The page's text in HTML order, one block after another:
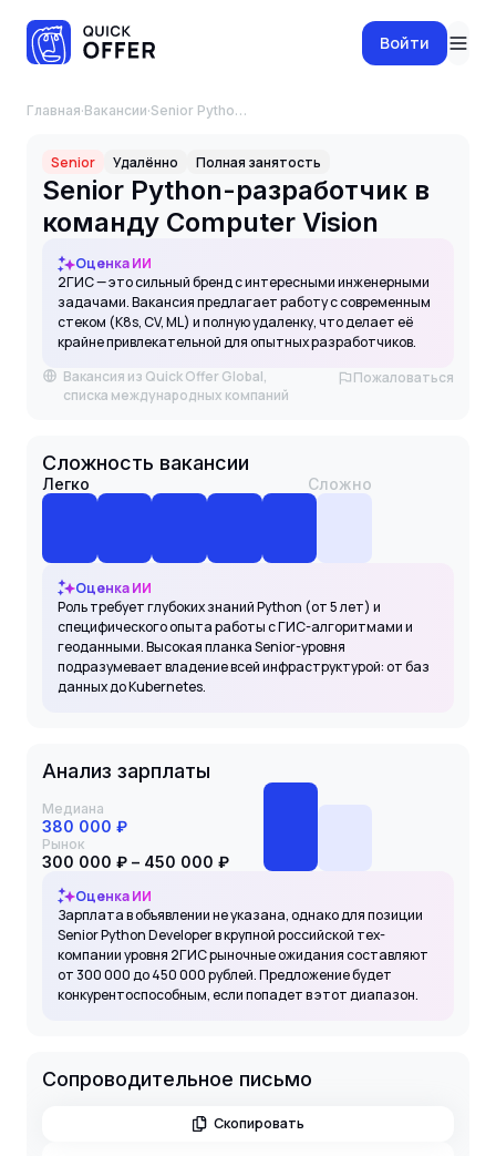
Войти
Главная·Вакансии· Senior Python-разработчик в команду Computer Vision
Senior Удалённо Полная занятость
Senior Python-разработчик в
команду Computer Vision
Оценка ИИ
2ГИС — это сильный бренд с интересными инженерными
задачами. Вакансия предлагает работу с современным
стеком (K8s, CV, ML) и полную удаленку, что делает её
крайне привлекательной для опытных разработчиков.
Вакансия из Quick Offer Global,
списка международных компаний
Пожаловаться
Сложность вакансии
Легко Сложно
Оценка ИИ
Роль требует глубоких знаний Python (от 5 лет) и
специфического опыта работы с ГИС-алгоритмами и
геоданными. Высокая планка Senior-уровня
подразумевает владение всей инфраструктурой: от баз
данных до Kubernetes.
Анализ зарплаты
Медиана
380 000 ₽
Рынок
300 000 ₽ – 450 000 ₽
Оценка ИИ
Зарплата в объявлении не указана, однако для позиции
Senior Python Developer в крупной российской тех-
компании уровня 2ГИС рыночные ожидания составляют
от 300 000 до 450 000 рублей. Предложение будет
конкурентоспособным, если попадет в этот диапазон.
Сопроводительное письмо
Скопировать